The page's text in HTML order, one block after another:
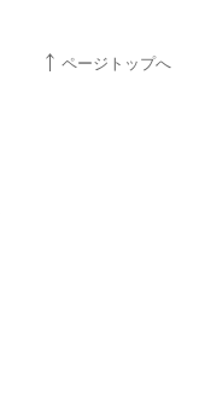
ページトップへ